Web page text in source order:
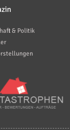
& Politik